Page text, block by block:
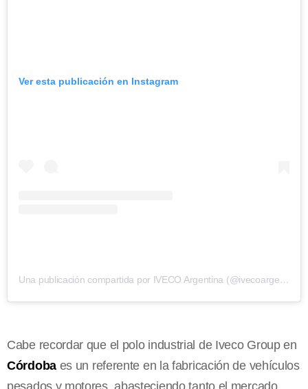
Ver esta publicación en Instagram
Una publicación compartida por IVECO Argentina (@ivecoargentina)
Cabe recordar que el polo industrial de Iveco Group en
Córdobaes un referente en la fabricación de vehículos
pesados y motores, abasteciendo tanto el mercado